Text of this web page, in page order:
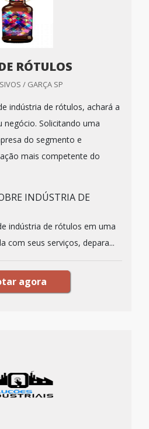
RÓTULOS
/ GARÇA SP
indústria de rótulos, achará a
negócio. Solicitando uma
do segmento e
mais competente do
INDÚSTRIA DE
indústria de rótulos em uma
com seus serviços, depara...
agora